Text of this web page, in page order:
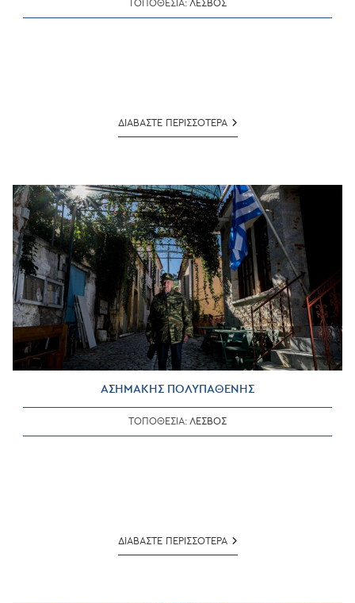
ΤΟΠΟΘΕΣΙΑ: ΛΕΣΒΟΣ
ΔΙΑΒΑΣΤΕ ΠΕΡΙΣΣΟΤΕΡΑΔΗΜΗΤΡΗΣ
ΚΟΥΒΔΗΣ
ΑΣΗΜΑΚΗΣ ΠΟΛΥΠΑΘΕΝΗΣ
ΤΟΠΟΘΕΣΙΑ: ΛΕΣΒΟΣ
ΔΙΑΒΑΣΤΕ ΠΕΡΙΣΣΟΤΕΡΑΑΣΗΜΑΚΗΣ
ΠΟΛΥΠΑΘΕΝΗΣ